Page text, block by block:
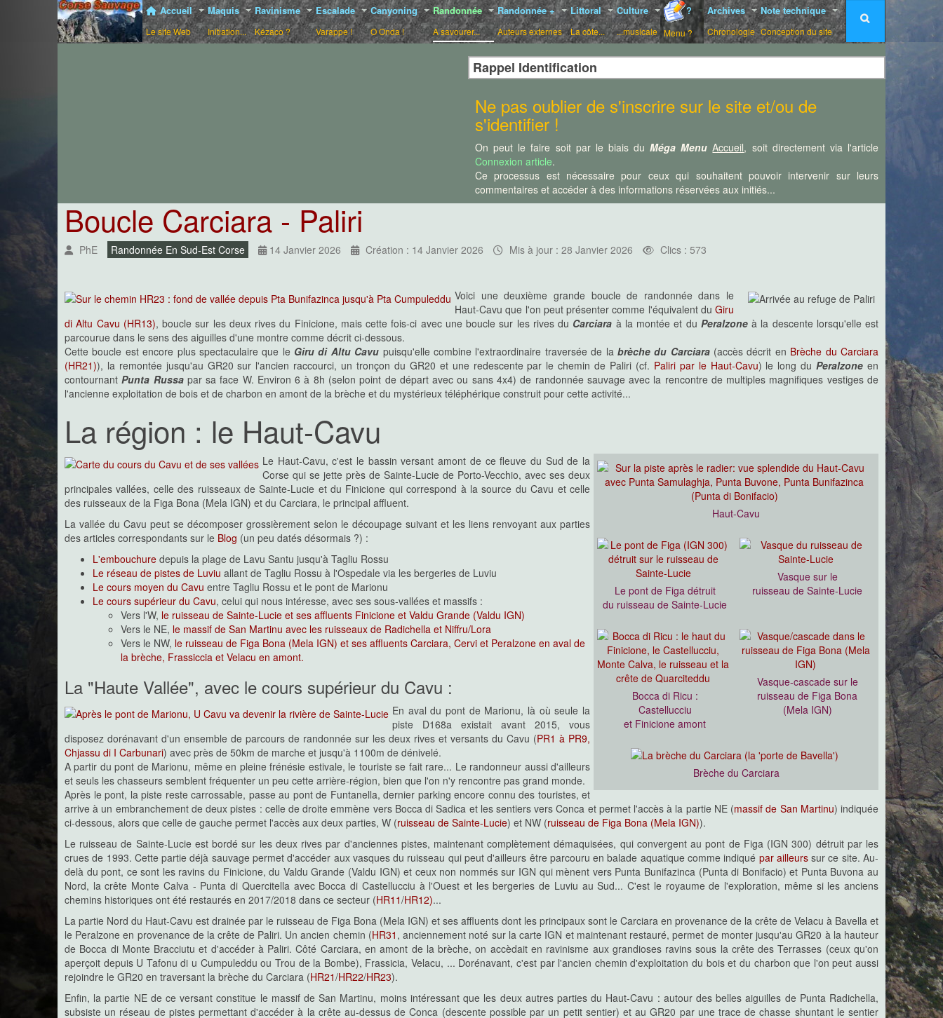
Accueil
Le site Web
Maquis
Initiation...
Ravinisme
Kézaco ?
Escalade
Varappe !
Canyoning
O Onda !
Randonnée
A savourer...
Randonnée +
Auteurs externes
Littoral
La côte...
Culture
...musicale
?
Menu ?
Archives
Chronologie
Note technique
Conception du site
Rappel Identification
Ne pas oublier de s'inscrire sur le site et/ou de
s'identifier !
On peut le faire soit par le biais duMéga Menu Accueil, soit directement via l'article
Connexion article.
Ce processus est nécessaire pour ceux qui souhaitent pouvoir intervenir sur leurs
commentaires et accéder à des informations réservées aux initiés...
Boucle Carciara - Paliri
PhE Randonnée En Sud-Est Corse 14 Janvier 2026 Création : 14 Janvier 2026 Mis à jour : 28 Janvier 2026 Clics : 573
Voici une deuxième grande boucle de randonnée dans le
Haut-Cavu que l'on peut présenter comme l'équivalent du Giru
di Altu Cavu (HR13), boucle sur les deux rives du Finicione, mais cette fois-ci avec une boucle sur les rives du Carciara à la montée et du Peralzoneà la descente lorsqu'elle est
parcourue dans le sens des aiguilles d'une montre comme décrit ci-dessous.
Cette boucle est encore plus spectaculaire que le Giru di Altu Cavu puisqu'elle combine l'extraordinaire traversée de la brèche du Carciara(accès décrit en Brèche du Carciara
(HR21)), la remontée jusqu'au GR20 sur l'ancien raccourci, un tronçon du GR20 et une redescente par le chemin de Paliri (cf. Paliri par le Haut-Cavu) le long duPeralzone en
contournantPunta Russapar sa face W. Environ 6 à 8h (selon point de départ avec ou sans 4x4) de randonnée sauvage avec la rencontre de multiples magnifiques vestiges de
l'ancienne exploitation de bois et de charbon en amont de la brèche et du mystérieux téléphérique construit pour cette activité...
La région : le Haut-Cavu
Haut-Cavu
Le pont de Figa détruit
du ruisseau de Sainte-Lucie
Vasque sur le
ruisseau de Sainte-Lucie
Bocca di Ricu :
Castellucciu
et Finicione amont
Vasque-cascade sur le
ruisseau de Figa Bona
(Mela IGN)
Brèche du Carciara
Le Haut-Cavu, c'est le bassin versant amont de ce fleuve du Sud de la
Corse qui se jette près de Sainte-Lucie de Porto-Vecchio, avec ses deux
principales vallées, celle des ruisseaux de Sainte-Lucie et du Finicione qui correspond à la source du Cavu et celle
des ruisseaux de la Figa Bona (Mela IGN) et du Carciara, le principal affluent.
La vallée du Cavu peut se décomposer grossièrement selon le découpage suivant et les liens renvoyant aux parties
des articles correspondants sur le Blog (un peu datés désormais ?) :
L'embouchure depuis la plage de Lavu Santu jusqu'à Tagliu Rossu
Le réseau de pistes de Luviu allant de Tagliu Rossu à l'Ospedale via les bergeries de Luviu
Le cours moyen du Cavu entre Tagliu Rossu et le pont de Marionu
Le cours supérieur du Cavu, celui qui nous intéresse, avec ses sous-vallées et massifs :
Vers l'W, le ruisseau de Sainte-Lucie et ses affluents Finicione et Valdu Grande (Valdu IGN)
Vers le NE, le massif de San Martinu avec les ruisseaux de Radichella et Niffru/Lora
Vers le NW, le ruisseau de Figa Bona (Mela IGN) et ses affluents Carciara, Cervi et Peralzone en aval de
la brèche, Frassiccia et Velacu en amont.
La "Haute Vallée", avec le cours supérieur du Cavu :
En aval du pont de Marionu, là où seule la
piste D168a existait avant 2015, vous
disposez dorénavant d'un ensemble de parcours de randonnée sur les deux rives et versants du Cavu (PR1 à PR9,
Chjassu di I Carbunari) avec près de 50km de marche et jusqu'à 1100m de dénivelé.
A partir du pont de Marionu, même en pleine frénésie estivale, le touriste se fait rare... Le randonneur aussi d'ailleurs
et seuls les chasseurs semblent fréquenter un peu cette arrière-région, bien que l'on n'y rencontre pas grand monde.
Après le pont, la piste reste carrossable, passe au pont de Funtanella, dernier parking encore connu des touristes, et
arrive à un embranchement de deux pistes : celle de droite emmène vers Bocca di Sadica et les sentiers vers Conca et permet l'accès à la partie NE (massif de San Martinu) indiquée
ci-dessous, alors que celle de gauche permet l'accès aux deux parties, W (ruisseau de Sainte-Lucie) et NW (ruisseau de Figa Bona (Mela IGN)).
Le ruisseau de Sainte-Lucie est bordé sur les deux rives par d'anciennes pistes, maintenant complètement démaquisées, qui convergent au pont de Figa (IGN 300) détruit par les
crues de 1993. Cette partie déjà sauvage permet d'accéder aux vasques du ruisseau qui peut d'ailleurs être parcouru en balade aquatique comme indiqué par ailleurssur ce site. Au-
delà du pont, ce sont les ravins du Finicione, du Valdu Grande (Valdu IGN) et ceux non nommés sur IGN qui mènent vers Punta Bunifazinca (Punta di Bonifacio) et Punta Buvona au
Nord, la crête Monte Calva - Punta di Quercitella avec Bocca di Castellucciu à l'Ouest et les bergeries de Luviu au Sud... C'est le royaume de l'exploration, même si les anciens
chemins historiques ont été restaurés en 2017/2018 dans ce secteur (HR11/HR12)...
La partie Nord du Haut-Cavu est drainée par le ruisseau de Figa Bona (Mela IGN) et ses affluents dont les principaux sont le Carciara en provenance de la crête de Velacu à Bavella et
le Peralzone en provenance de la crête de Paliri. Un ancien chemin (HR31 , anciennement noté sur la carte IGN et maintenant restauré, permet de monter jusqu'au GR20 à la hauteur
de Bocca di Monte Bracciutu et d'accéder à Paliri. Côté Carciara, en amont de la brèche, on accèdait en ravinisme aux grandioses ravins sous la crête des Terrasses (ceux qu'on
aperçoit depuis U Tafonu di u Cumpuleddu ou Trou de la Bombe), Frassicia, Velacu, ... Dorénavant, c'est par l'ancien chemin d'exploitation du bois et du charbon que l'on peut aussi
rejoindre le GR20 en traversant la brèche du Carciara (HR21/HR22/HR23).
Enfin, la partie NE de ce versant constitue le massif de San Martinu, moins intéressant que les deux autres parties du Haut-Cavu : autour des belles aiguilles de Punta Radichella,
subsiste un réseau de pistes permettant d'accéder à la crête au-dessus de Conca (descente possible par un petit sentier) et au GR20 par une trace de chasse shuntant le sentier